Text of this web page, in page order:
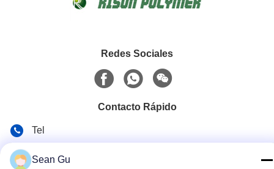
Redes Sociales
Contacto Rápido
Tel
Sean Gu